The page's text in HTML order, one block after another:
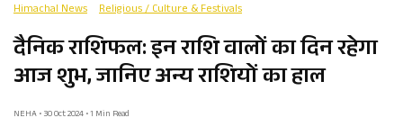
Himachal News Religious / Culture & Festivals
दैनिक राशिफल: इन राशि वालों का दिन रहेगा
आज शुभ, जानिए अन्य राशियों का हाल
NEHA • 30 Oct 2024 • 1 Min Read